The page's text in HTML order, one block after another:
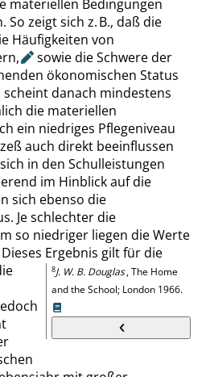
materiellen Bedingungen
zeigt sich z. B., daß die
Häufigkeiten von
,
sowie die Schwere der
ökonomischen Status
scheint danach mindestens
die materiellen
ein niedriges Pflegeniveau
auch direkt beeinflussen
in den Schulleistungen
im Hinblick auf die
sich ebenso die
Je schlechter die
so niedriger liegen die Werte
8J. W. B. Douglas,The Home
and the School; London 1966.
Dieses Ergebnis gilt für die